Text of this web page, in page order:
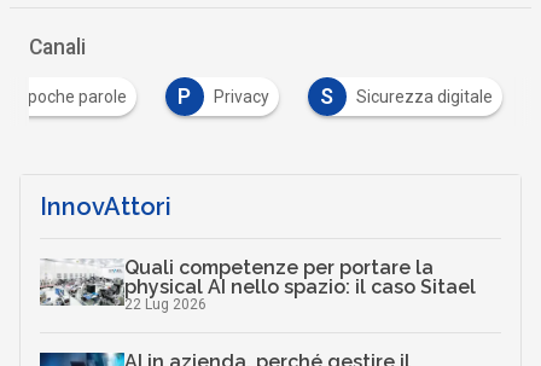
Canali
In poche parole P Privacy S Sicurezza digitale
InnovAttori
Quali competenze per portare la
physical AI nello spazio: il caso Sitael
22 Lug 2026